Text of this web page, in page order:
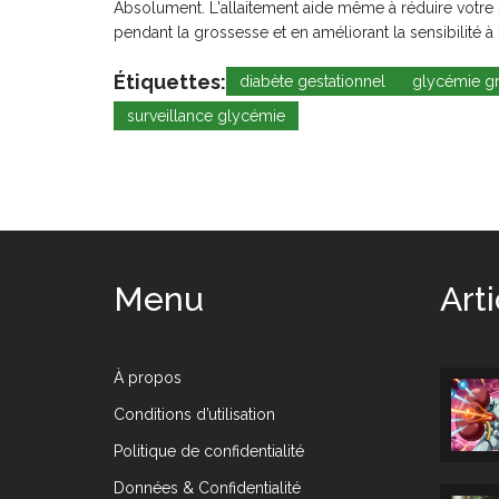
Absolument. L'allaitement aide même à réduire
pendant la grossesse et en améliorant la sensibilité à
Étiquettes: diabète gestationnel glycémie
surveillance glycémie
Menu
À propos
Conditions d’utilisation
Politique de confidentialité
Données & Confidentialité